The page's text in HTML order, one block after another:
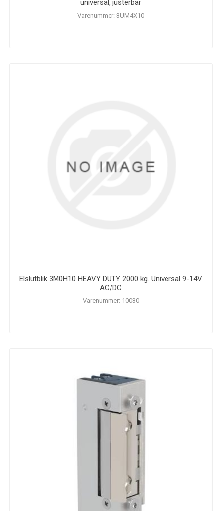
universal, justérbar
Varenummer: 3UM4X10
Elslutblik 3M0H10 HEAVY DUTY 2000 kg. Universal 9-14V
AC/DC
Varenummer: 10030